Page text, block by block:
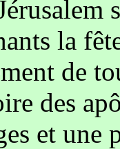
la
de
des
et